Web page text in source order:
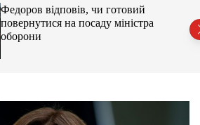
о
л
ь
г
Федоров відповів, чи готовий
повернутися на посаду міністра
оборони